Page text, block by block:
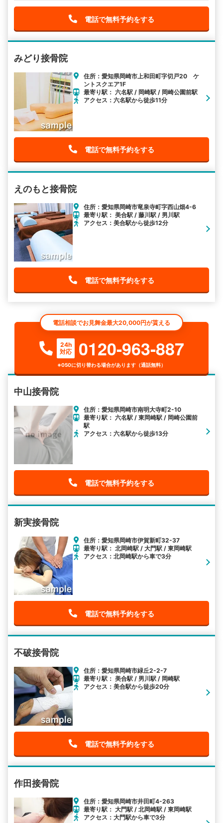
電話で無料予約をする
みどり接骨院
住所：愛知県岡崎市上和田町字切戸20 ケ
ントスクエア1F
最寄り駅： 六名駅 / 岡崎駅 / 岡崎公園前駅
アクセス：六名駅から徒歩11分
電話で無料予約をする
えのもと接骨院
住所：愛知県岡崎市竜泉寺町字西山畑4-6
最寄り駅： 美合駅 / 藤川駅 / 男川駅
アクセス：美合駅から徒歩12分
電話で無料予約をする
電話相談でお見舞金最大20,000円が貰える
24h
対応
0120-963-887
※050に切り替わる場合があります（通話無料）
中山接骨院
住所：愛知県岡崎市南明大寺町2-10
最寄り駅： 六名駅 / 東岡崎駅 / 岡崎公園前
駅
アクセス：六名駅から徒歩13分
電話で無料予約をする
新実接骨院
住所：愛知県岡崎市伊賀新町32-37
最寄り駅： 北岡崎駅 / 大門駅 / 東岡崎駅
アクセス：北岡崎駅から車で3分
電話で無料予約をする
不破接骨院
住所：愛知県岡崎市緑丘2-2-7
最寄り駅： 美合駅 / 男川駅 / 岡崎駅
アクセス：美合駅から徒歩20分
電話で無料予約をする
作田接骨院
住所：愛知県岡崎市井田町4-263
最寄り駅： 大門駅 / 北岡崎駅 / 東岡崎駅
アクセス：大門駅から車で3分